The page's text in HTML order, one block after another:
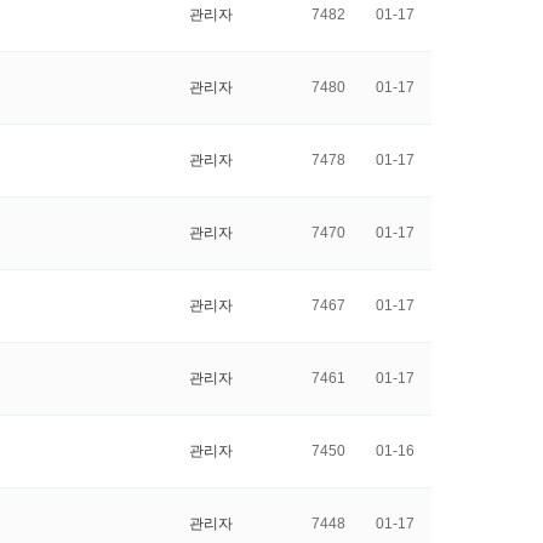
관리자 7482 01-17
관리자 7480 01-17
관리자 7478 01-17
관리자 7470 01-17
관리자 7467 01-17
관리자 7461 01-17
관리자 7450 01-16
관리자 7448 01-17